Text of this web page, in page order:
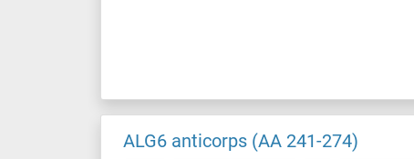
ALG6 anticorps (AA 241-274)